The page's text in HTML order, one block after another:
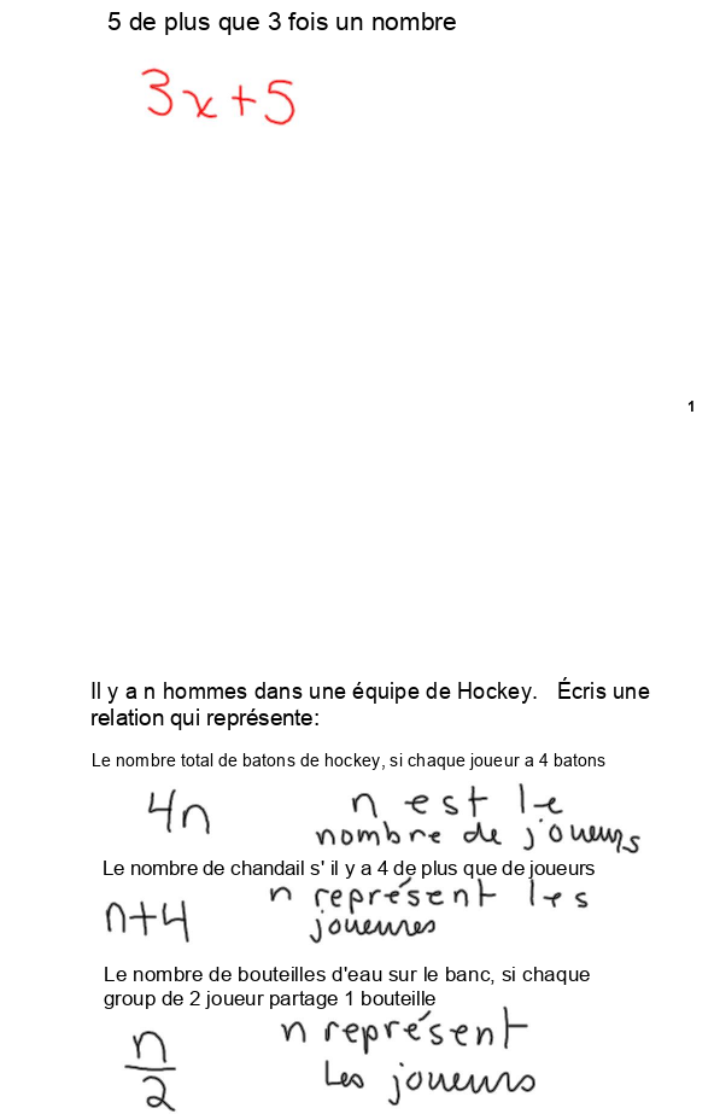
1
5deplusque3foisunnombre
IlyanhommesdansuneéquipedeHockey.Écrisune
relationquireprésente:
Lenombretotaldebatonsdehockey,sichaquejoueura4batons
Lenombredechandails'ilya4deplusquedejoueurs
Lenombredebouteillesd'eausurlebanc,sichaque
groupde2joueurpartage1bouteille